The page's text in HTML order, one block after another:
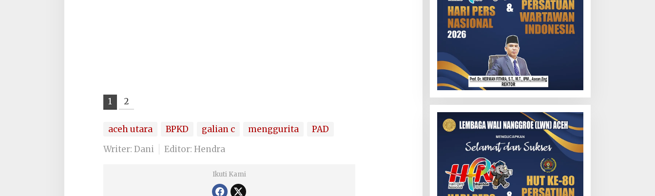
1 2
aceh utara BPKD galian c menggurita
PAD
Writer: Dani
Editor: Hendra
Ikuti Kami